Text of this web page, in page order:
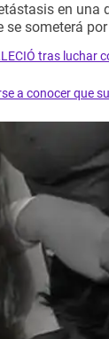
en una
someterá
tras luchar
a conocer que